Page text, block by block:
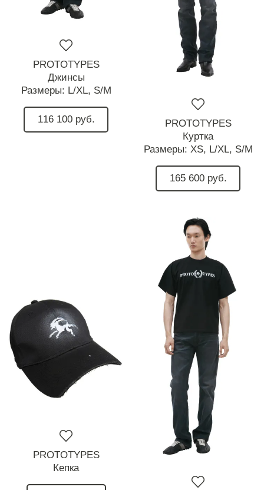
PROTOTYPES
Джинсы
Размеры: L/XL, S/M
116 100 руб.
PROTOTYPES
Куртка
Размеры: XS, L/XL, S/M
165 600 руб.
PROTOTYPES
Кепка